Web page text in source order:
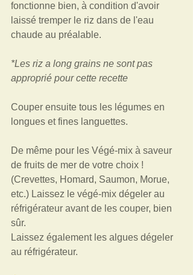
fonctionne bien, à condition d'avoir
laissé tremper le riz dans de l'eau
chaude au préalable.
*Les riz a long grains ne sont pas
approprié pour cette recette
Couper ensuite tous les légumes en
longues et fines languettes.
De même pour les Végé-mix à saveur
de fruits de mer de votre choix !
(Crevettes, Homard, Saumon, Morue,
etc.) Laissez le végé-mix dégeler au
réfrigérateur avant de les couper, bien
sûr.
Laissez également les algues dégeler
au réfrigérateur.